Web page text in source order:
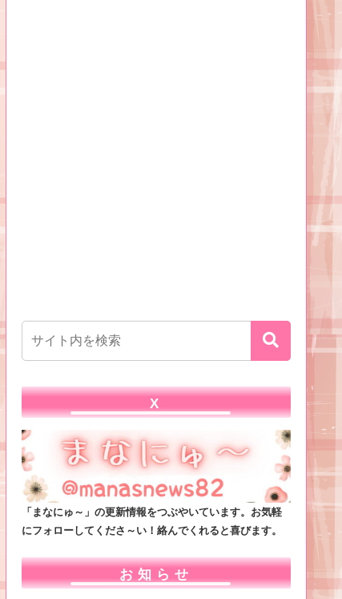
X
「まなにゅ～」の更新情報をつぶやいています。お気軽
にフォローしてくださ～い！絡んでくれると喜びます。
お知らせ